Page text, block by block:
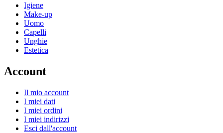
Igiene
Make-up
Uomo
Capelli
Unghie
Estetica
Account
Il mio account
I miei dati
I miei ordini
I miei indirizzi
Esci dall'account